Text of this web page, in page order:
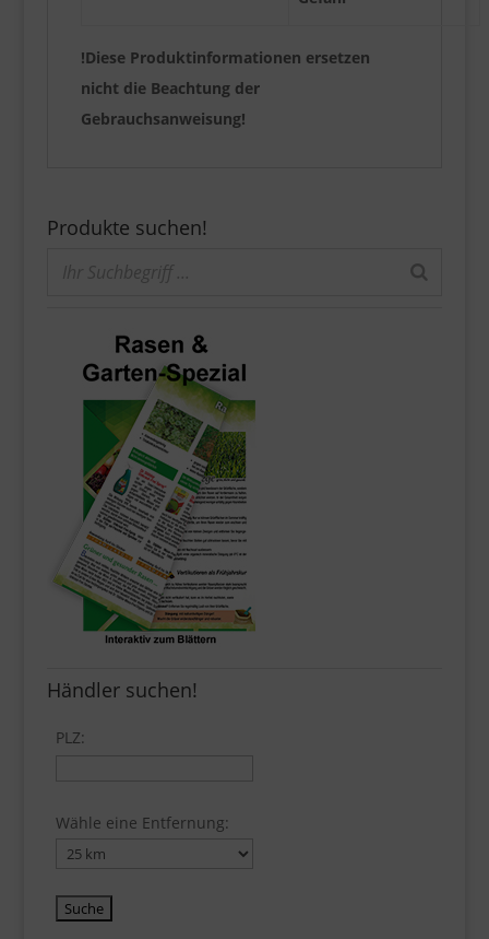
!Diese Produktinformationen ersetzen
nicht die Beachtung der
Gebrauchsanweisung!
Produkte suchen!
Händler suchen!
PLZ:
Wähle eine Entfernung: